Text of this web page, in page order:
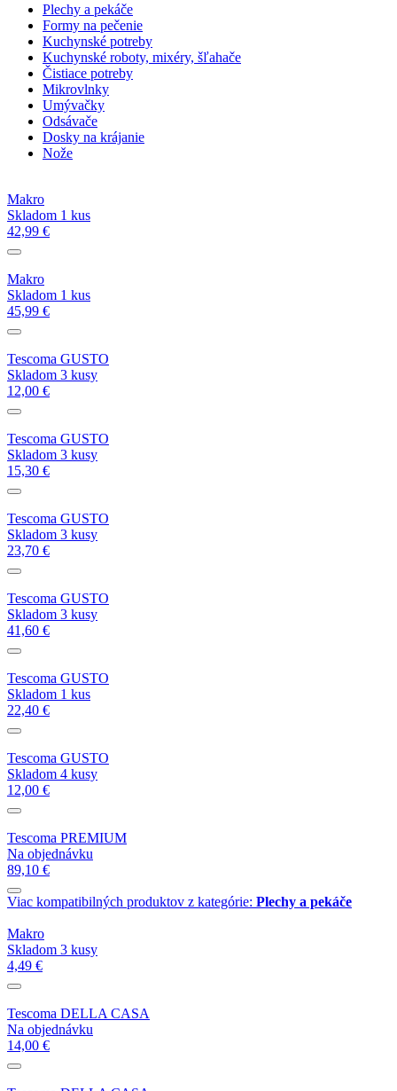
Plechy a pekáče
Formy na pečenie
Kuchynské potreby
Kuchynské roboty, mixéry, šľahače
Čistiace potreby
Mikrovlnky
Umývačky
Odsávače
Dosky na krájanie
Nože
Makro
Skladom 1 kus
42,99 €
Makro
Skladom 1 kus
45,99 €
Tescoma GUSTO
Skladom 3 kusy
12,00 €
Tescoma GUSTO
Skladom 3 kusy
15,30 €
Tescoma GUSTO
Skladom 3 kusy
23,70 €
Tescoma GUSTO
Skladom 3 kusy
41,60 €
Tescoma GUSTO
Skladom 1 kus
22,40 €
Tescoma GUSTO
Skladom 4 kusy
12,00 €
Tescoma PREMIUM
Na objednávku
89,10 €
Viac kompatibilných produktov z kategórie: Plechy a pekáče
Makro
Skladom 3 kusy
4,49 €
Tescoma DELLA CASA
Na objednávku
14,00 €